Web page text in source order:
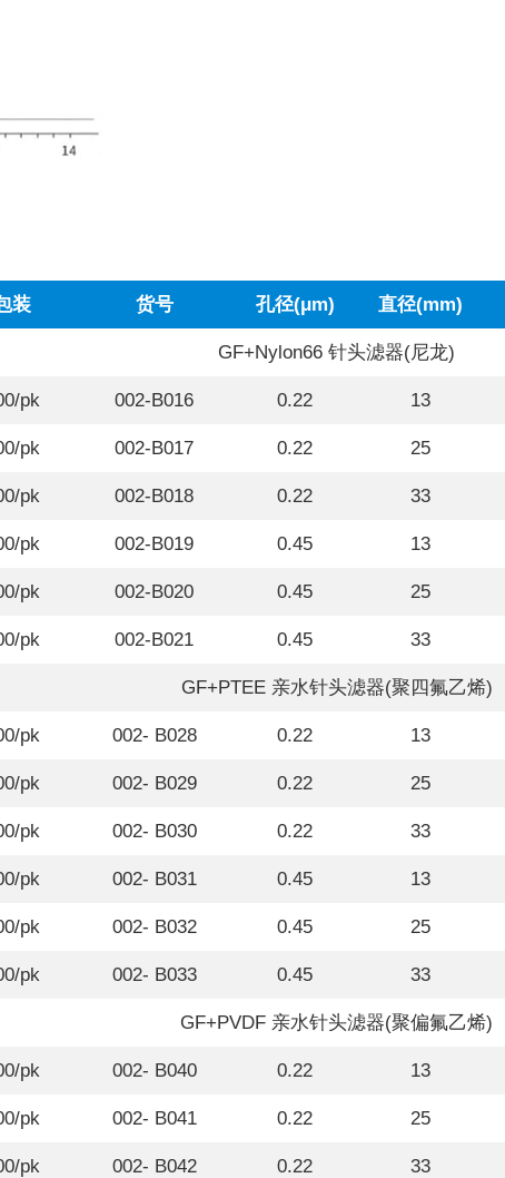
装 货号 孔径(μm) 直径(mm)
GF+Nylon66 针头滤器(尼龙)
pk 002-B016 0.22 13
pk 002-B017 0.22 25
pk 002-B018 0.22 33
pk 002-B019 0.45 13
pk 002-B020 0.45 25
pk 002-B021 0.45 33
GF+PTEE 亲水针头滤器(聚四氟乙烯)
pk 002- B028 0.22 13
pk 002- B029 0.22 25
pk 002- B030 0.22 33
pk 002- B031 0.45 13
pk 002- B032 0.45 25
pk 002- B033 0.45 33
GF+PVDF 亲水针头滤器(聚偏氟乙烯)
pk 002- B040 0.22 13
pk 002- B041 0.22 25
pk 002- B042 0.22 33